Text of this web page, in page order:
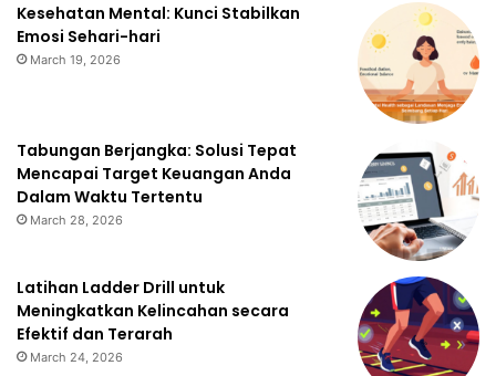
Kesehatan Mental: Kunci Stabilkan
Emosi Sehari-hari
March 19, 2026
Tabungan Berjangka: Solusi Tepat
Mencapai Target Keuangan Anda
Dalam Waktu Tertentu
March 28, 2026
Latihan Ladder Drill untuk
Meningkatkan Kelincahan secara
Efektif dan Terarah
March 24, 2026